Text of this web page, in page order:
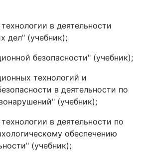
в деятельности
дел" (учебник);
безопасности" (учебник);
технологий и
в деятельности по
(учебник);
в деятельности по
обеспечению
(учебник);